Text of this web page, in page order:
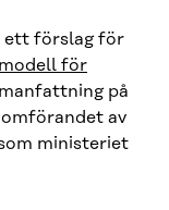
ett förslag för
för
på
av
ministeriet